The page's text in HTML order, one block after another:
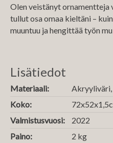
Olen veistänyt ornamentteja
tullut osa omaa kieltäni –
muuntuu ja hengittää työn
Lisätiedot
Materiaali:
Koko:
Valmistusvuosi:
2022
Paino:
2 kg